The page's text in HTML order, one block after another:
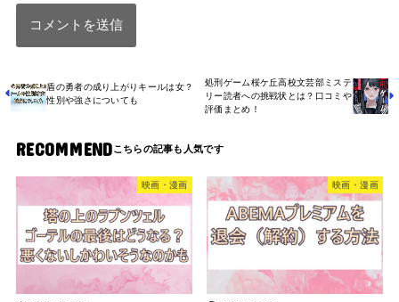
盾の勇者の成り上がりキールは女？
性別や強さについても
処刑ゲーム桜ケ丘高校文芸部ミステ
リー読者への挑戦状とは？口コミや
評価まとめ！
RECOMMEND
映画・漫画 映画・漫画